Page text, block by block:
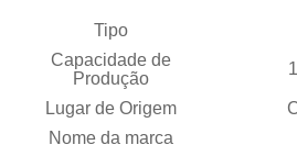
Tipo
Capacidade de
Produção
Lugar de Origem
Nome da marca